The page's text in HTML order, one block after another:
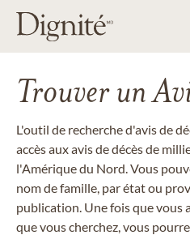
Trouver un
L'outil de recherche d'avis de
accès aux avis de décès de
l'Amérique du Nord. Vous
nom de famille, par état ou
publication. Une fois que vous
que vous cherchez, vous